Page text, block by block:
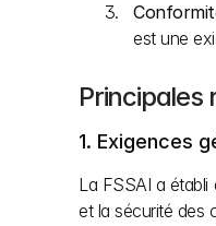
est une
Principales
1. Exigences
La FSSAI a établi
et la sécurité des